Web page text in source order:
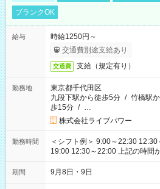
ブランクOK
給与
時給1250円～
交通費別途支給あり
交通費 支給（規定有り）
勤務地
東京都千代田区
九段下駅から徒歩5分 / 竹橋駅
歩15分 / …
株式会社ライブパワー
勤務時間
＜シフト例＞ 9:00～22:30
19:00 12:30～22:00 上記の時間から好きな時間を選べます！ ※
時間は変更となる可能性があり
期間 9月8日・9日